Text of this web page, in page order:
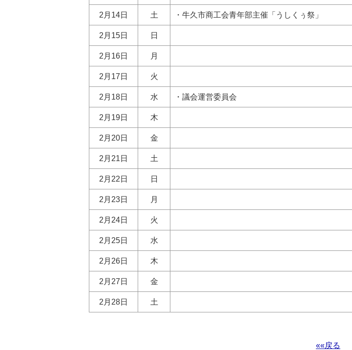
2月14日 土 ・牛久市商工会青年部主催「うしくぅ祭」
2月15日 日
2月16日 月
2月17日 火
2月18日 水 ・議会運営委員会
2月19日 木
2月20日 金
2月21日 土
2月22日 日
2月23日 月
2月24日 火
2月25日 水
2月26日 木
2月27日 金
2月28日 土
««戻る